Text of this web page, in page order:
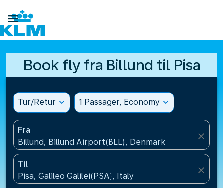

Book fly fra Billund til Pisa
Tur/Retur expand_more 1 Passager, Economy expand_more
Fra
Billund, Billund Airport(BLL), Denmark
close
Til
Pisa, Galileo Galilei(PSA), Italy
close